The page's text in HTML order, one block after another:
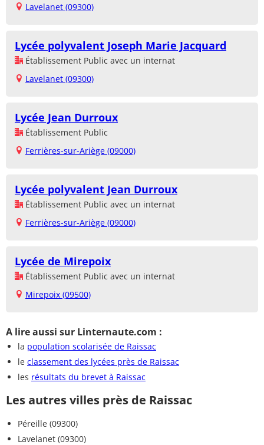
Lavelanet (09300)
Lycée polyvalent Joseph Marie Jacquard
Établissement Public avec un internat
Lavelanet (09300)
Lycée Jean Durroux
Établissement Public
Ferrières-sur-Ariège (09000)
Lycée polyvalent Jean Durroux
Établissement Public avec un internat
Ferrières-sur-Ariège (09000)
Lycée de Mirepoix
Établissement Public avec un internat
Mirepoix (09500)
A lire aussi sur Linternaute.com :
la population scolarisée de Raissac
le classement des lycées près de Raissac
les résultats du brevet à Raissac
Les autres villes près de Raissac
Péreille (09300)
Lavelanet (09300)